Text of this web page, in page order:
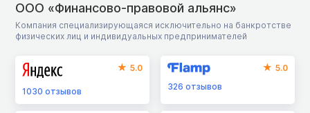
ООО «Финансово-правовой альянс»
Компания специализирующаяся исключительно на банкротстве
физических лиц и индивидуальных предпринимателей
5.0
1030 отзывов
5.0
326отзывов